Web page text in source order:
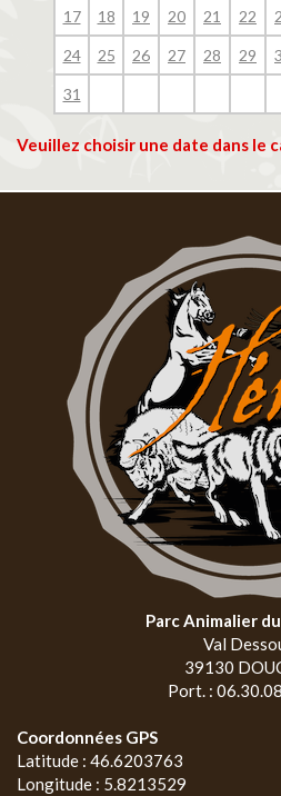
17 18 19 20 21 22
24 25 26 27 28 29
31
Veuillez choisir une date dans le
Parc Animalier
Val
39130
Port. :
Coordonnées GPS
Latitude : 46.6203763
Longitude : 5.8213529